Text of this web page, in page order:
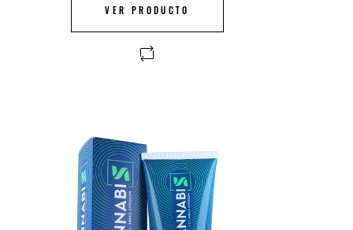
VER PRODUCTO